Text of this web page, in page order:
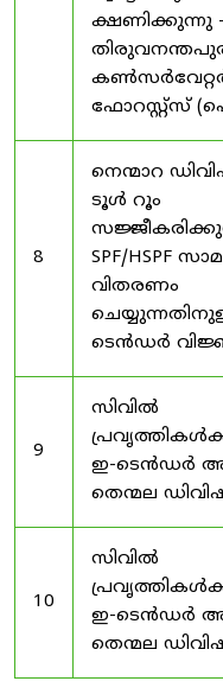
ക്ഷണിക്കുന്നു -
ഫോറസ്റ്റ്സ്
8
നെന്മാറ
ടൂൾ റൂം
SPF/HSPF
വിതരണം
ടെൻഡർ
9
സിവിൽ
ഇ-ടെൻഡർ
തെന്മല
10
സിവിൽ
ഇ-ടെൻഡർ
തെന്മല